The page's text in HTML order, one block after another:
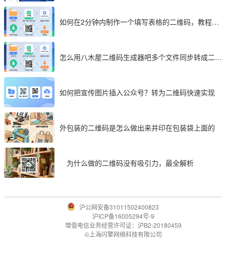
如何在2分钟内制作一个填写表格的二维码，教程分
怎么用八木屋二维码生成器吧多个文件同步转成二维
如何把宣传图片插入公众号？转为二维码快速实现
外包装的二维码是怎么做出来并印在包装袋上面的
为什么做的二维码没有吸引力，最全解析
沪公网安备31011502400823
沪ICP备16005294号-9
增值电信业务经营许可证：沪B2-20180459
©上海闪擎网络科技有限公司